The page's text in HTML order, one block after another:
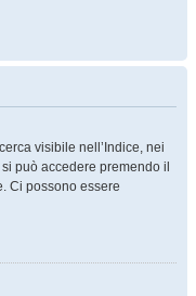
visibile nell’Indice, nei
può accedere premendo il
Ci possono essere